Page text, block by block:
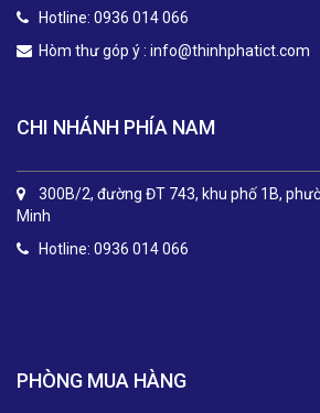
Hotline: 0936 014 066
Hòm thư góp ý : info@thinhphatict.com
CHI NHÁNH PHÍA NAM
300B/2, đường ĐT 743, khu phố 1B,
Minh
Hotline: 0936 014 066
PHÒNG MUA HÀNG